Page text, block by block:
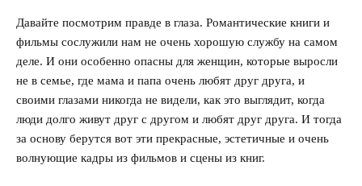
Давайте посмотрим правде в глаза. Романтические книги и
фильмы сослужили нам не очень хорошую службу на самом
деле. И они особенно опасны для женщин, которые выросли
не в семье, где мама и папа очень любят друг друга, и
своими глазами никогда не видели, как это выглядит, когда
люди долго живут друг с другом и любят друг друга. И тогда
за основу берутся вот эти прекрасные, эстетичные и очень
волнующие кадры из фильмов и сцены из книг.